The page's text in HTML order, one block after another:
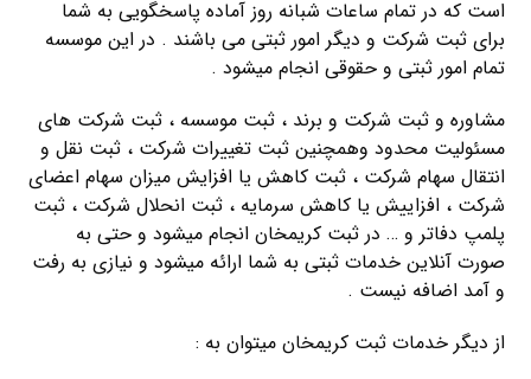
است که در تمام ساعات شبانه روز آماده پاسخگویی به شما
برای ثبت شرکت و دیگر امور ثبتی می باشند . در این موسسه
تمام امور ثبتی و حقوقی انجام میشود .
مشاوره و ثبت شرکت و برند ، ثبت موسسه ، ثبت شرکت های
مسئولیت محدود وهمچنین ثبت تغییرات شرکت ، ثبت نقل و
انتقال سهام شرکت ، ثبت کاهش یا افزایش میزان سهام اعضای
شرکت ، افزاییش یا کاهش سرمایه ، ثبت انحلال شرکت ، ثبت
پلمپ دفاتر و … در ثبت کریمخان انجام میشود و حتی به
صورت آنلاین خدمات ثبتی به شما ارائه میشود و نیازی به رفت
و آمد اضافه نیست .
از دیگر خدمات ثبت کریمخان میتوان به :